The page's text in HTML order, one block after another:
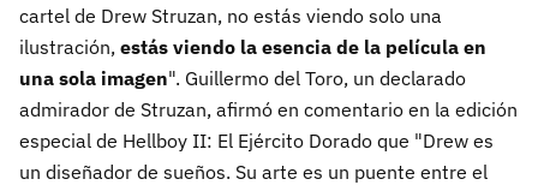
cartel de Drew Struzan, no estás viendo solo una
ilustración, estás viendo la esencia de la película en
una sola imagen". Guillermo del Toro, un declarado
admirador de Struzan, afirmó en comentario en la edición
especial de Hellboy II: El Ejército Dorado que "Drew es
un diseñador de sueños. Su arte es un puente entre el